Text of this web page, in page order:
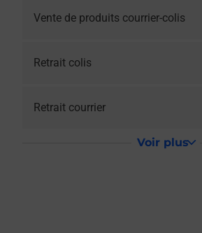
Vente de produits courrier-colis
Retrait colis
Retrait courrier
Voir plus